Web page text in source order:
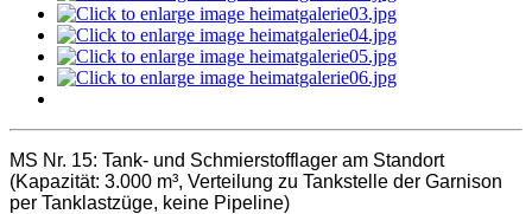
MS Nr. 15: Tank- und Schmierstofflager am Standort
(Kapazität: 3.000 m³, Verteilung zu Tankstelle der Garnison
per Tanklastzüge, keine Pipeline)